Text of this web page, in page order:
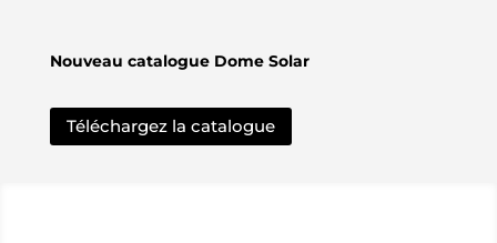
Nouveau catalogue Dome Solar
Téléchargez la catalogue